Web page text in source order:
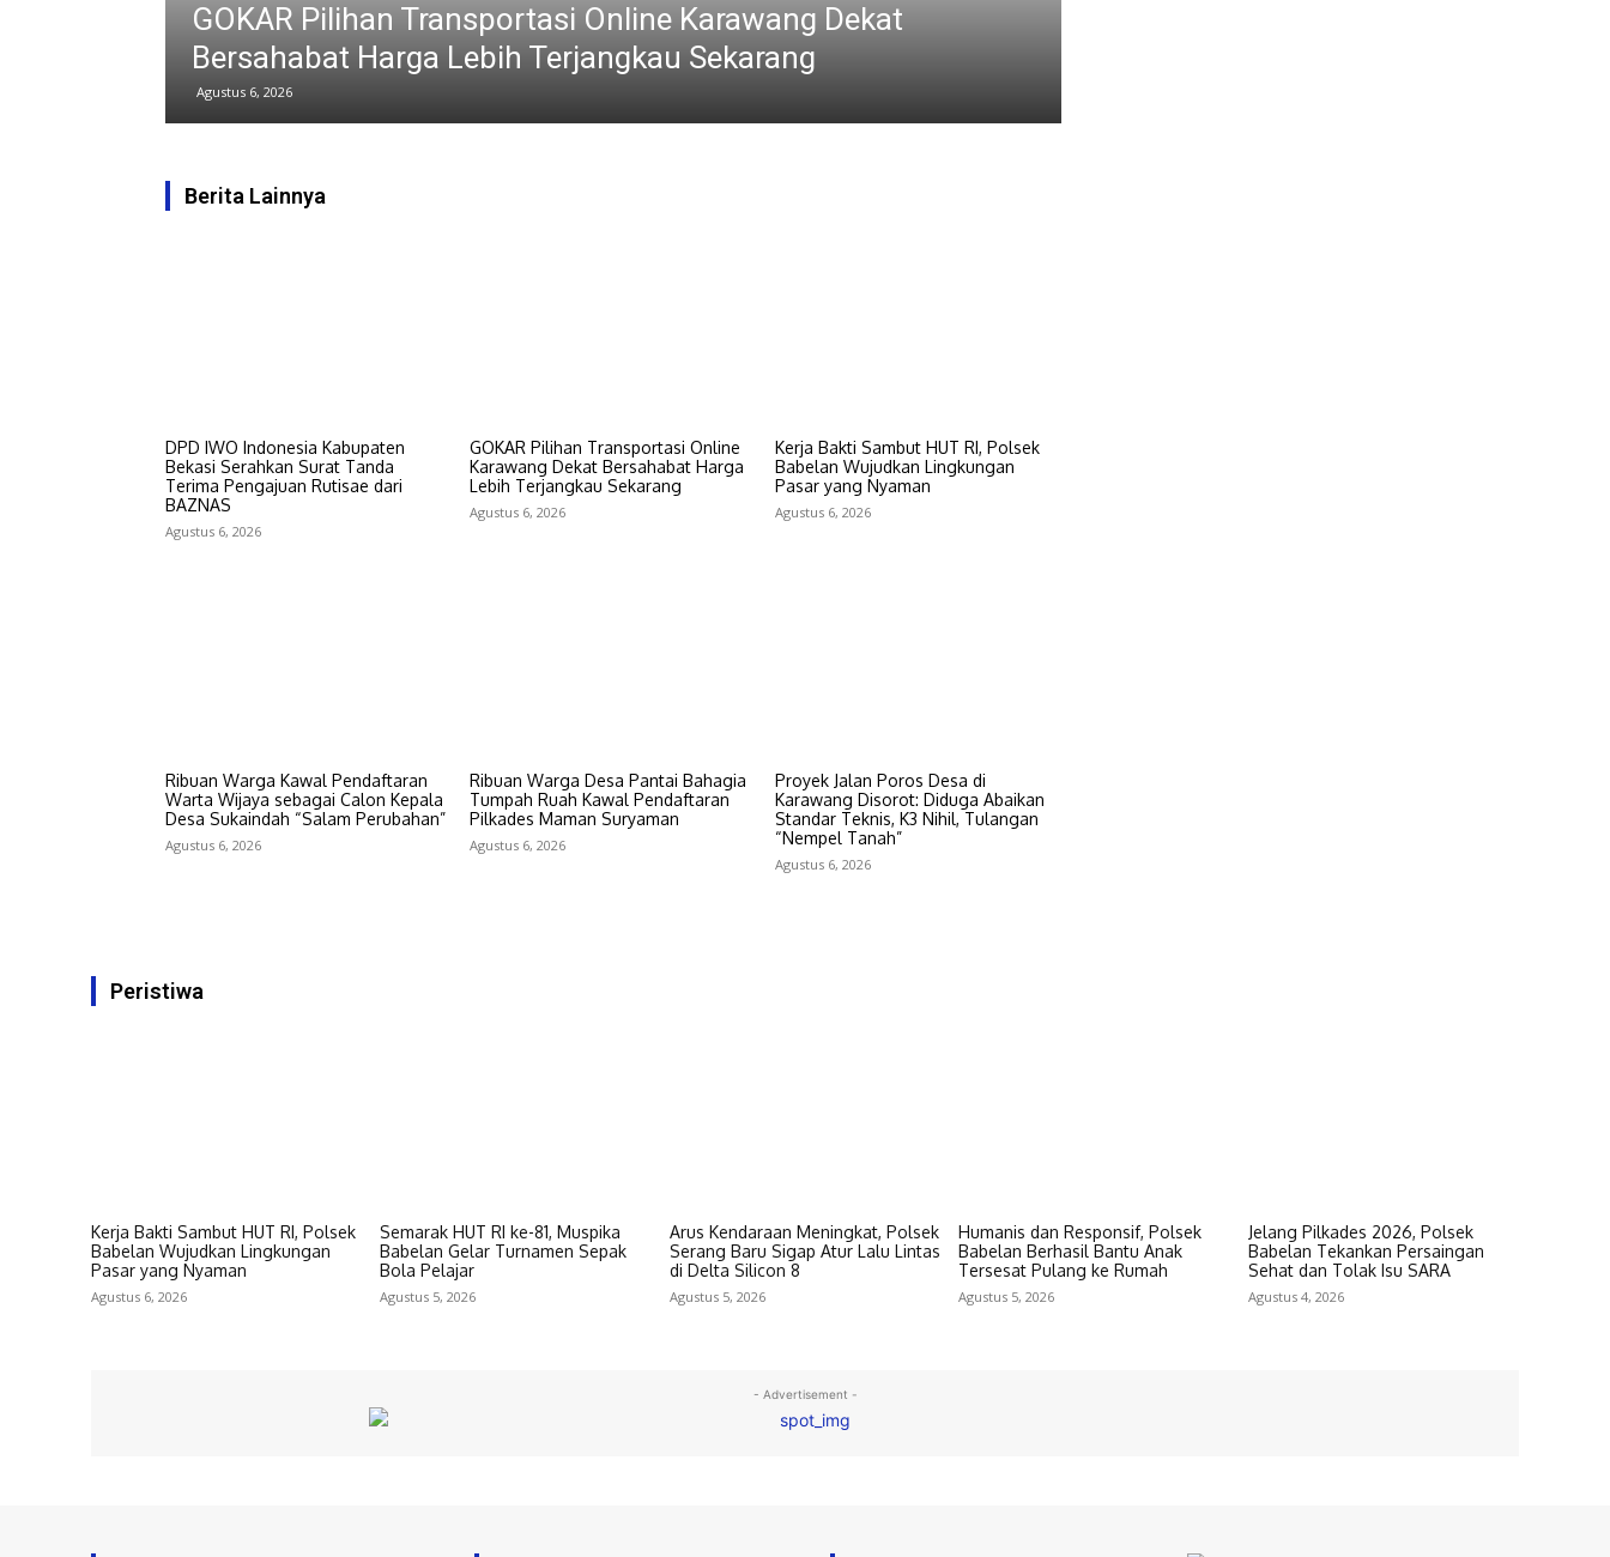
GOKAR Pilihan Transportasi Online Karawang Dekat
Bersahabat Harga Lebih Terjangkau Sekarang
Berita Lainnya
DPD IWO Indonesia Kabupaten
Bekasi Serahkan Surat Tanda
Terima Pengajuan Rutisae dari
BAZNAS
Agustus 6, 2026
GOKAR Pilihan Transportasi Online
Karawang Dekat Bersahabat Harga
Lebih Terjangkau Sekarang
Agustus 6, 2026
Kerja Bakti Sambut HUT RI, Polsek
Babelan Wujudkan Lingkungan
Pasar yang Nyaman
Agustus 6, 2026
Ribuan Warga Kawal Pendaftaran
Warta Wijaya sebagai Calon Kepala
Desa Sukaindah “Salam Perubahan”
Agustus 6, 2026
Ribuan Warga Desa Pantai Bahagia
Tumpah Ruah Kawal Pendaftaran
Pilkades Maman Suryaman
Agustus 6, 2026
Proyek Jalan Poros Desa di
Karawang Disorot: Diduga Abaikan
Standar Teknis, K3 Nihil, Tulangan
“Nempel Tanah”
Agustus 6, 2026
Peristiwa
Kerja Bakti Sambut HUT RI, Polsek
Babelan Wujudkan Lingkungan
Pasar yang Nyaman
Agustus 6, 2026
Semarak HUT RI ke-81, Muspika
Babelan Gelar Turnamen Sepak
Bola Pelajar
Agustus 5, 2026
Arus Kendaraan Meningkat, Polsek
Serang Baru Sigap Atur Lalu Lintas
di Delta Silicon 8
Agustus 5, 2026
Humanis dan Responsif, Polsek
Babelan Berhasil Bantu Anak
Tersesat Pulang ke Rumah
Agustus 5, 2026
Jelang Pilkades 2026, Polsek
Babelan Tekankan Persaingan
Sehat dan Tolak Isu SARA
Agustus 4, 2026
- Advertisement -